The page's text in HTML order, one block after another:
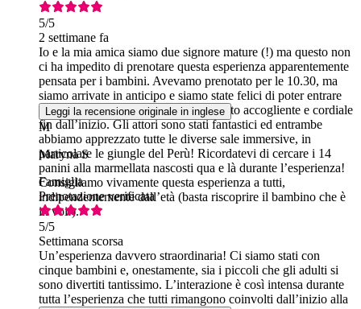
5/5
2 settimane fa
Io e la mia amica siamo due signore mature (!) ma questo non
ci ha impedito di prenotare questa esperienza apparentemente
pensata per i bambini. Avevamo prenotato per le 10.30, ma
siamo arrivate in anticipo e siamo state felici di poter entrare
già alle 10.00. Il personale è stato molto accogliente e cordiale
fin dall’inizio. Gli attori sono stati fantastici ed entrambe
abbiamo apprezzato tutte le diverse sale immersive, in
particolare le giungle del Perù! Ricordatevi di cercare i 14
panini alla marmellata nascosti qua e là durante l’esperienza!
Consigliamo vivamente questa esperienza a tutti,
indipendentemente dall’età (basta riscoprire il bambino che è
in voi!).
Leggi la recensione originale in inglese
M
Maryna S
Famiglia
Prenotazione verificata
5/5
Settimana scorsa
Un’esperienza davvero straordinaria! Ci siamo stati con
cinque bambini e, onestamente, sia i piccoli che gli adulti si
sono divertiti tantissimo. L’interazione è così intensa durante
tutta l’esperienza che tutti rimangono coinvolti dall’inizio alla